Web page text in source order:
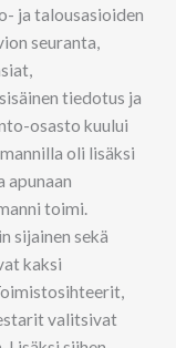
ja talousasioiden
seuranta,
tiedotus ja
osasto kuului
oli lisäksi
apunaan
toimi.
sijainen sekä
kaksi
valitsivat